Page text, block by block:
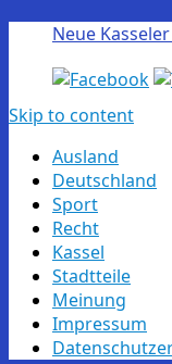
Neue
Skip to content
Ausland
Deutschland
Sport
Recht
Kassel
Stadtteile
Meinung
Impressum